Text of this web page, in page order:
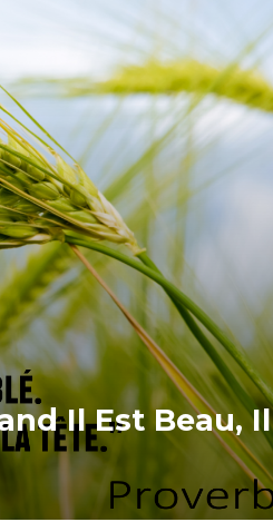
Il Est Beau, Il